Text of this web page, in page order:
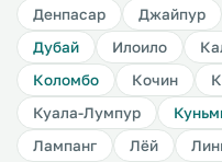
Денпасар
Джайпур
Дубай
Илоило
Коломбо
Кочин
Куала-Лумпур
Лампанг
Лёй